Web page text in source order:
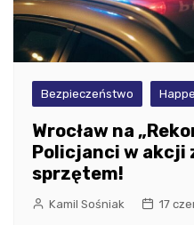
Bezpieczeństwo
Wrocław na
Policjanci w akcji
sprzętem!
Kamil Sośniak 17